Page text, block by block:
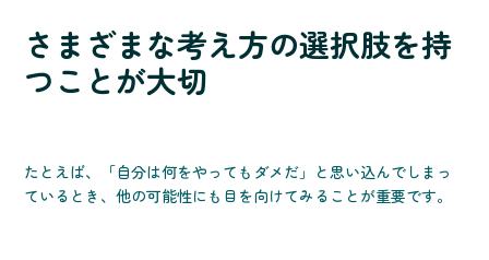
さまざまな考え方の選択肢を持
つことが大切
たとえば、「自分は何をやってもダメだ」と思い込んでしまっ
ているとき、他の可能性にも目を向けてみることが重要です。